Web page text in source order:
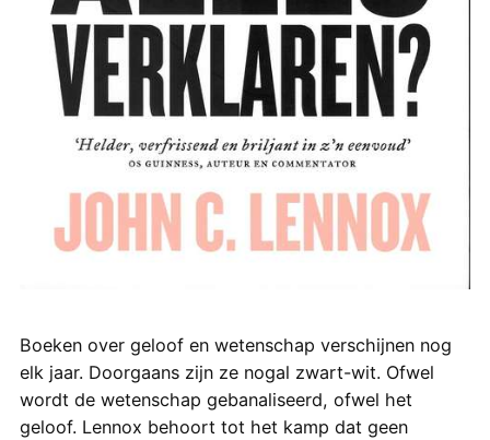
Boeken over geloof en wetenschap verschijnen nog
elk jaar. Doorgaans zijn ze nogal zwart-wit. Ofwel
wordt de wetenschap gebanaliseerd, ofwel het
geloof. Lennox behoort tot het kamp dat geen